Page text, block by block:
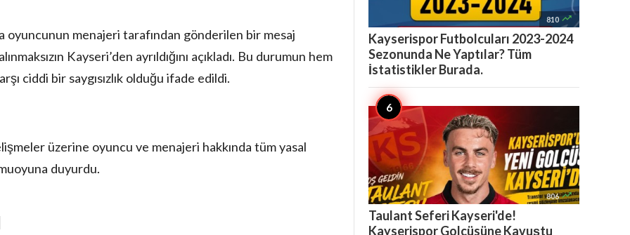
oyuncunun menajeri tarafından gönderilen bir mesaj
Kayseri’den ayrıldığını açıkladı. Bu durumun hem
ciddi bir saygısızlık olduğu ifade edildi.
üzerine oyuncu ve menajeri hakkında tüm yasal
duyurdu.
810 
Kayserispor Futbolcuları 2023-2024
Sezonunda Ne Yaptılar? Tüm
İstatistikler Burada.
806 
Taulant Seferi Kayseri'de!
Kayserispor Golcüsüne Kavuştu